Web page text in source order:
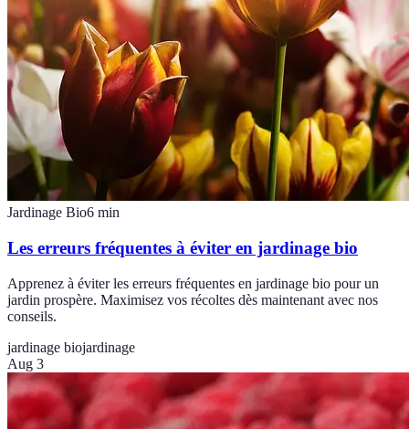
Jardinage Bio6 min
Les erreurs fréquentes à éviter en jardinage bio
Apprenez à éviter les erreurs fréquentes en jardinage bio pour un
jardin prospère. Maximisez vos récoltes dès maintenant avec nos
conseils.
jardinage biojardinage
Aug 3